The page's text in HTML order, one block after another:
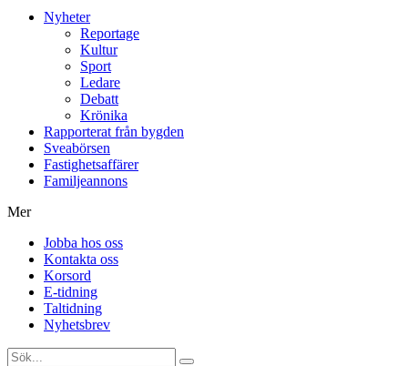
Nyheter
Reportage
Kultur
Sport
Ledare
Debatt
Krönika
Rapporterat från bygden
Sveabörsen
Fastighetsaffärer
Familjeannons
Mer
Jobba hos oss
Kontakta oss
Korsord
E-tidning
Taltidning
Nyhetsbrev